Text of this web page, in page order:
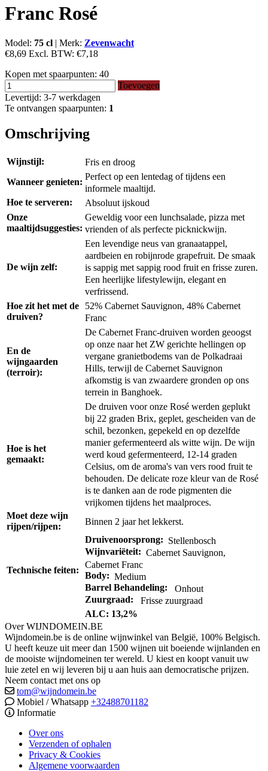
Franc Rosé
Model: 75 cl | Merk: Zevenwacht
€8,69 Excl. BTW: €7,18
Kopen met spaarpunten: 40
Toevoegen
Levertijd: 3-7 werkdagen
Te ontvangen spaarpunten: 1
Omschrijving
Wijnstijl:
Fris en droog
Wanneer genieten:
Perfect op een lentedag of tijdens een
informele maaltijd.
Hoe te serveren:
Absoluut ijskoud
Onze
maaltijdsuggesties:
Geweldig voor een lunchsalade, pizza met
vrienden of als perfecte picknickwijn.
De wijn zelf:
Een levendige neus van granaatappel,
aardbeien en robijnrode grapefruit. De smaak
is sappig met sappig rood fruit en frisse zuren.
Een heerlijke lifestylewijn, elegant en
verfrissend.
Hoe zit het met de
druiven?
52% Cabernet Sauvignon, 48% Cabernet
Franc
En de
wijngaarden
(terroir):
De Cabernet Franc-druiven worden geoogst
op onze naar het ZW gerichte hellingen op
vergane granietbodems van de Polkadraai
Hills, terwijl de Cabernet Sauvignon
afkomstig is van zwaardere gronden op ons
terrein in Banghoek.
Hoe is het
gemaakt:
De druiven voor onze Rosé werden geplukt
bij 22 graden Brix, geplet, gescheiden van de
schil, bezonken, gepekeld en op dezelfde
manier gefermenteerd als witte wijn. De wijn
werd koud gefermenteerd, 12-14 graden
Celsius, om de aroma's van vers rood fruit te
behouden. De delicate roze kleur van de Rosé
is te danken aan de rode pigmenten die
vrijkomen tijdens het maalproces.
Moet deze wijn
rijpen/rijpen:
Binnen 2 jaar het lekkerst.
Technische feiten:
Druivenoorsprong: Stellenbosch
Wijnvariëteit: Cabernet Sauvignon,
Cabernet Franc
Body: Medium
Barrel Behandeling: Onhout
Zuurgraad: Frisse zuurgraad
ALC: 13,2%
Over WIJNDOMEIN.BE
Wijndomein.be is de online wijnwinkel van België, 100% Belgisch.
U heeft keuze uit meer dan 1500 wijnen uit boeiende wijnlanden en
de mooiste wijndomeinen ter wereld. U kiest en koopt vanuit uw
luie zetel en wij leveren bij u aan huis aan democratische prijzen.
Neem contact met ons op
tom@wijndomein.be
Mobiel / Whatsapp +32488701182
Informatie
Over ons
Verzenden of ophalen
Privacy & Cookies
Algemene voorwaarden